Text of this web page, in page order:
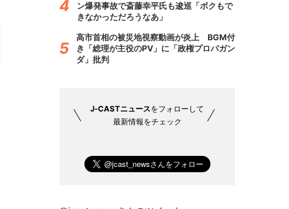
ン爆発事故で斎藤幸平氏も逡巡「ボクもで
きなかっただろうなあ」
高市首相の被災地視察動画が炎上 BGM付
き「総理が主役のPV」に「政権プロパガン
ダ」批判
J-CASTニュースをフォローして
最新情報をチェック